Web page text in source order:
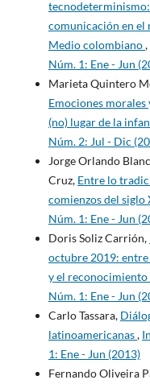
comunicación en el
Medio colombiano,
Núm. 1: Ene - Jun
Marieta Quintero
Emociones
(no) lugar de la
Núm. 2: Jul - Dic
Jorge Orlando
Cruz, Entre lo
comienzos del siglo
Núm. 1: Ene - Jun
Doris Soliz Carrión,
octubre 2019:
y el reconocimiento
Núm. 1: Ene - Jun
Carlo Tassara,
latinoamericanas,
1: Ene - Jun (2013)
Fernando Oliveira